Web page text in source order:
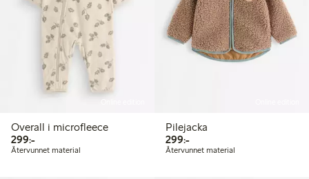
Overall i microfleece
299:-299,00 kr
Återvunnet material
Pilejacka
299:-299,00 kr
Återvunnet material